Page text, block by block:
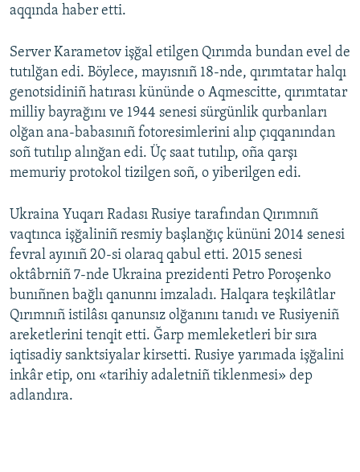
aqqında haber etti.
Server Karametov işğal etilgen Qırımda bundan evel de
tutılğan edi. Böylece, mayısnıñ 18-nde, qırımtatar halqı
genotsidiniñ hatırası kününde o Aqmescitte, qırımtatar
milliy bayrağını ve 1944 senesi sürgünlik qurbanları
olğan ana-babasınıñ fotoresimlerini alıp çıqqanından
soñ tutılıp alınğan edi. Üç saat tutılıp, oña qarşı
memuriy protokol tizilgen soñ, o yiberilgen edi.
Ukraina Yuqarı Radası Rusiye tarafından Qırımnıñ
vaqtınca işğaliniñ resmiy başlanğıç kününi 2014 senesi
fevral ayınıñ 20-si olaraq qabul etti. 2015 senesi
oktâbrniñ 7-nde Ukraina prezidenti Petro Poroşenko
bunıñnen bağlı qanunnı imzaladı. Halqara teşkilâtlar
Qırımnıñ istilâsı qanunsız olğanını tanıdı ve Rusiyeniñ
areketlerini tenqit etti. Ğarp memleketleri bir sıra
iqtisadiy sanktsiyalar kirsetti. Rusiye yarımada işğalini
inkâr etip, onı «tarihiy adaletniñ tiklenmesi» dep
adlandıra.